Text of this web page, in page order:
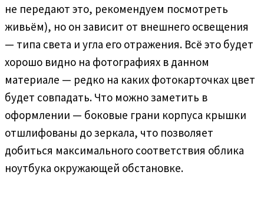
не передают это, рекомендуем посмотреть
живьём), но он зависит от внешнего освещения
— типа света и угла его отражения. Всё это будет
хорошо видно на фотографиях в данном
материале — редко на каких фотокарточках цвет
будет совпадать. Что можно заметить в
оформлении — боковые грани корпуса крышки
отшлифованы до зеркала, что позволяет
добиться максимального соответствия облика
ноутбука окружающей обстановке.